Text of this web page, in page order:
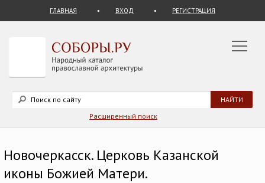
ГЛАВНАЯ ВХОД РЕГИСТРАЦИЯ
Расширенный поиск
Новочеркасск. Церковь Казанской
иконы Божией Матери.